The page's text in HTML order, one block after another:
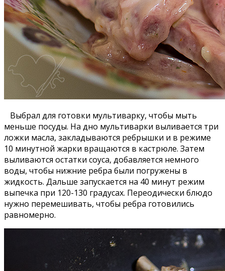
Выбрал для готовки мультиварку, чтобы мыть
меньше посуды. На дно мультиварки выливается три
ложки масла, закладываются ребрышки и в режиме
10 минутной жарки вращаются в кастрюле. Затем
выливаются остатки соуса, добавляется немного
воды, чтобы нижние ребра были погружены в
жидкость. Дальше запускается на 40 минут режим
выпечка при 120-130 градусах. Переодически блюдо
нужно перемешивать, чтобы ребра готовились
равномерно.